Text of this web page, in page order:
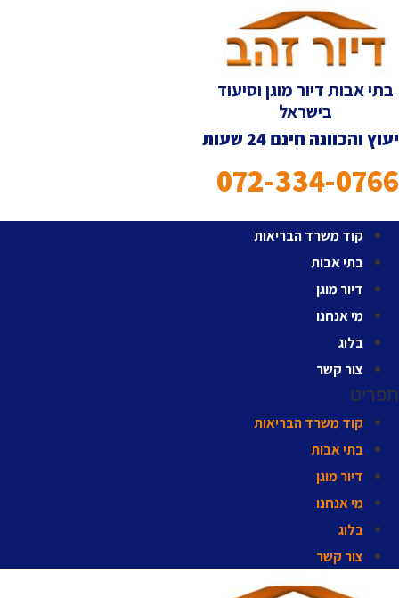
לתוכן
בתי אבות דיור מוגן וסיעוד
בישראל
יעוץ והכוונה חינם 24 שעות
072-334-0766
קוד משרד הבריאות
בתי אבות
דיור מוגן
מי אנחנו
בלוג
צור קשר
תפריט
קוד משרד הבריאות
בתי אבות
דיור מוגן
מי אנחנו
בלוג
צור קשר